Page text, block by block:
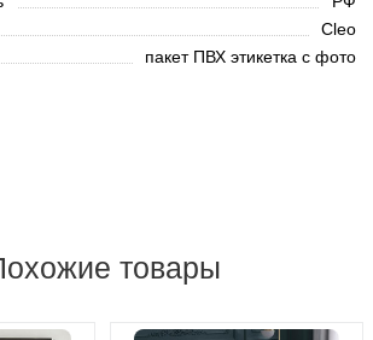
Cleo
пакет ПВХ этикетка с фото
товары